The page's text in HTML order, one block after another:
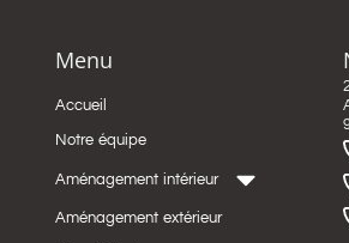
Menu
Accueil
Notre équipe
Aménagement intérieur
Aménagement extérieur